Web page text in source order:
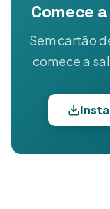
Comece
Sem cartão
comece a